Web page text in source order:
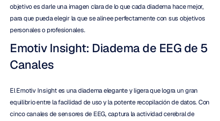
objetivo es darle una imagen clara de lo que cada diadema hace mejor,
para que pueda elegir la que se alinee perfectamente con sus objetivos
personales o profesionales.
Emotiv Insight: Diadema de EEG de 5
Canales
El Emotiv Insight es una diadema elegante y ligera que logra un gran
equilibrio entre la facilidad de uso y la potente recopilación de datos. Con
cinco canales de sensores de EEG, captura la actividad cerebral de